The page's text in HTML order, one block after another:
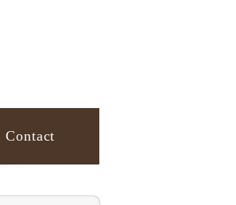
Contact